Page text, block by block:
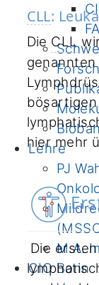
Lehre
PJ
M.A.
CIO Bonn
CLL:
Die CLL
hier mehr
Die